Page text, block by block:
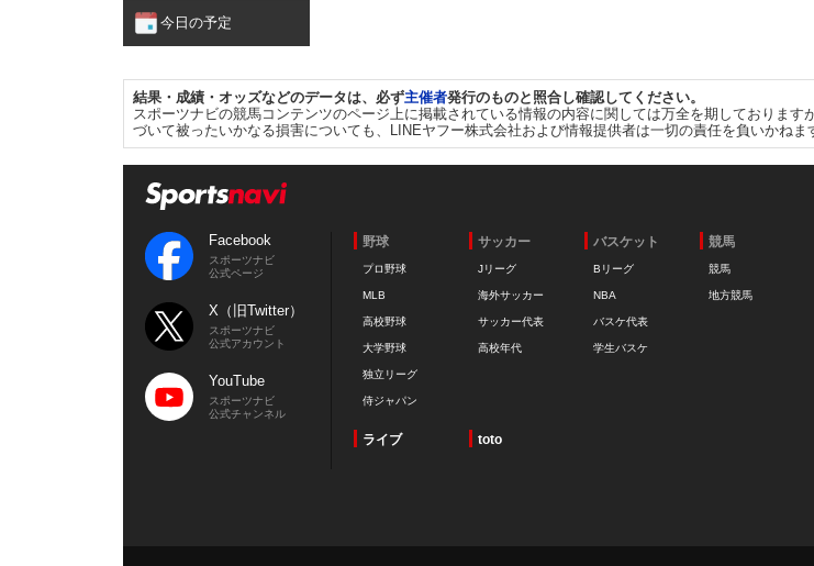
今日の予定
結果・成績・オッズなどのデータは、必ず主催者発行のものと照合し確認してください。
スポーツナビの競馬コンテンツのページ上に掲載されている情報の内容に関しては万全を期しておりま
づいて被ったいかなる損害についても、LINEヤフー株式会社および情報提供者は一切の責任を負いかねま
Facebook
スポーツナビ
公式ページ
X（旧Twitter）
スポーツナビ
公式アカウント
YouTube
スポーツナビ
公式チャンネル
野球
プロ野球
MLB
高校野球
大学野球
独立リーグ
侍ジャパン
サッカー
Jリーグ
海外サッカー
サッカー代表
高校年代
バスケット
Bリーグ
NBA
バスケ代表
学生バスケ
競馬
競馬
地方競馬
ライブ toto